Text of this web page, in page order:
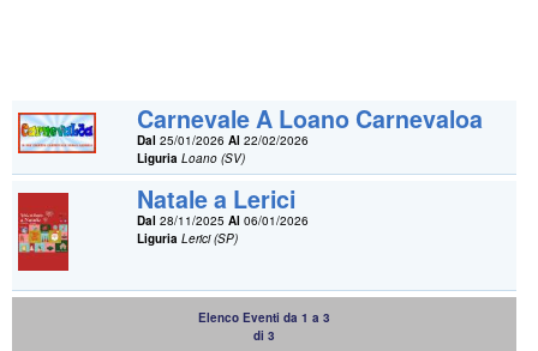
Carnevale A Loano Carnevaloa
Dal 25/01/2026Al 22/02/2026
Liguria Loano (SV)
Natale a Lerici
Dal 28/11/2025Al 06/01/2026
Liguria Lerici (SP)
Elenco Eventi da 1 a 3
di 3